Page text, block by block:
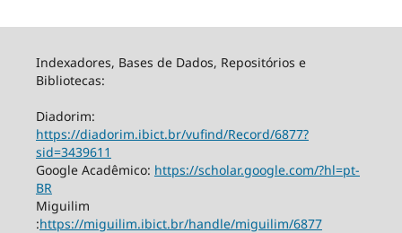
Indexadores, Bases de Dados, Repositórios e
Bibliotecas:
Diadorim:
https://diadorim.ibict.br/vufind/Record/6877?
sid=3439611
Google Acadêmico: https://scholar.google.com/?hl=pt-
BR
Miguilim
:https://miguilim.ibict.br/handle/miguilim/6877